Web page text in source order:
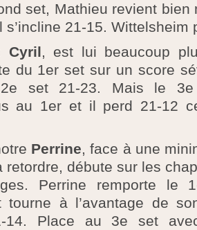
set, Mathieu revient bien
s’incline 21-15. Wittelsheim
Cyril, est lui beaucoup
du 1er set sur un score
set 21-23. Mais le
au 1er et il perd 21-12
Perrine, face à une
retordre, débute sur les
Perrine remporte le
tourne à l’avantage de
14. Place au 3e set